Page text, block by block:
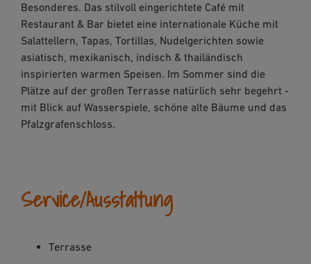
Besonderes. Das stilvoll eingerichtete Café mit
Restaurant & Bar bietet eine internationale Küche mit
Salattellern, Tapas, Tortillas, Nudelgerichten sowie
asiatisch, mexikanisch, indisch & thailändisch
inspirierten warmen Speisen. Im Sommer sind die
Plätze auf der großen Terrasse natürlich sehr begehrt -
mit Blick auf Wasserspiele, schöne alte Bäume und das
Pfalzgrafenschloss.
Service/Ausstattung
Terrasse